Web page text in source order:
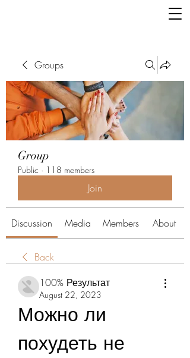
Groups
Group
Public · 118 members
Join
Discussion Media Members About
Back
100% Результат
August 22, 2023
Можно ли
похудеть не